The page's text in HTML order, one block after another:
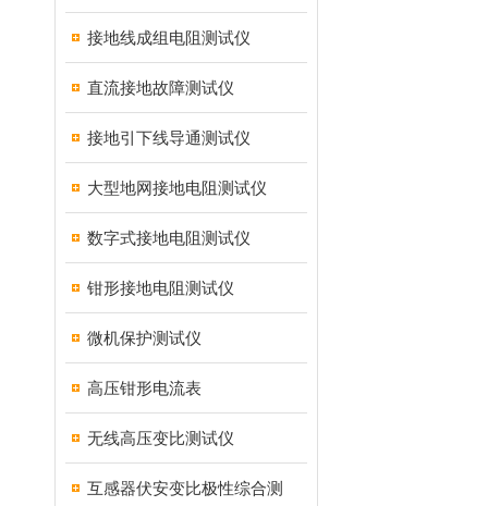
接地线成组电阻测试仪
直流接地故障测试仪
接地引下线导通测试仪
大型地网接地电阻测试仪
数字式接地电阻测试仪
钳形接地电阻测试仪
微机保护测试仪
高压钳形电流表
无线高压变比测试仪
互感器伏安变比极性综合测